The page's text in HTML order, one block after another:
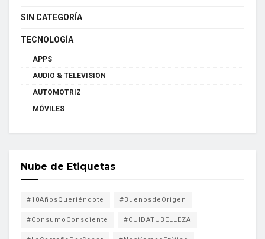
SIN CATEGORÍA
TECNOLOGÍA
APPS
AUDIO & TELEVISION
AUTOMOTRIZ
MÓVILES
Nube de Etiquetas
#10AñosQueriéndote #BuenosdeOrigen
#ConsumoConsciente #CUIDATUBELLEZA